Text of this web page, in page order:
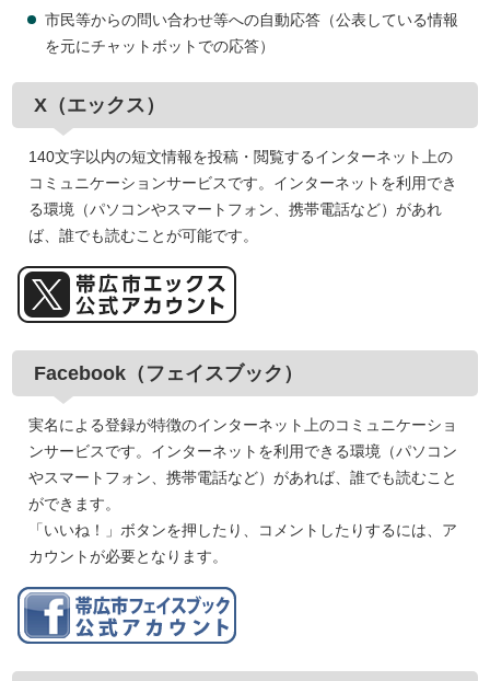
市民等からの問い合わせ等への自動応答（公表している情報
を元にチャットボットでの応答）
X（エックス）
140文字以内の短文情報を投稿・閲覧するインターネット上の
コミュニケーションサービスです。インターネットを利用でき
る環境（パソコンやスマートフォン、携帯電話など）があれ
ば、誰でも読むことが可能です。
Facebook（フェイスブック）
実名による登録が特徴のインターネット上のコミュニケーショ
ンサービスです。インターネットを利用できる環境（パソコン
やスマートフォン、携帯電話など）があれば、誰でも読むこと
ができます。
「いいね！」ボタンを押したり、コメントしたりするには、ア
カウントが必要となります。